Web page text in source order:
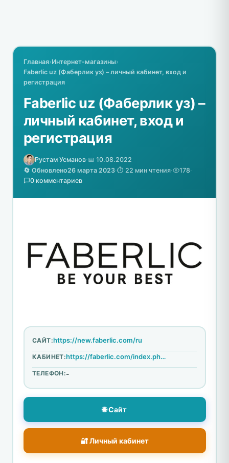
Главная›Интернет-магазины›
Faberlic uz (Фаберлик уз) – личный кабинет, вход и
регистрация
Faberlic uz (Фаберлик уз) –
личный кабинет, вход и
регистрация
Рустам Усманов·📅 10.08.2022
🔄 Обновлено26 марта 2023·⏱️ 22 мин чтения· 178·
0 комментариев
САЙТ:https://new.faberlic.com/ru
КАБИНЕТ: https://faberlic.com/index.php?option=com_user&view=login
ТЕЛЕФОН:-
🌐 Сайт
🔐 Личный кабинет